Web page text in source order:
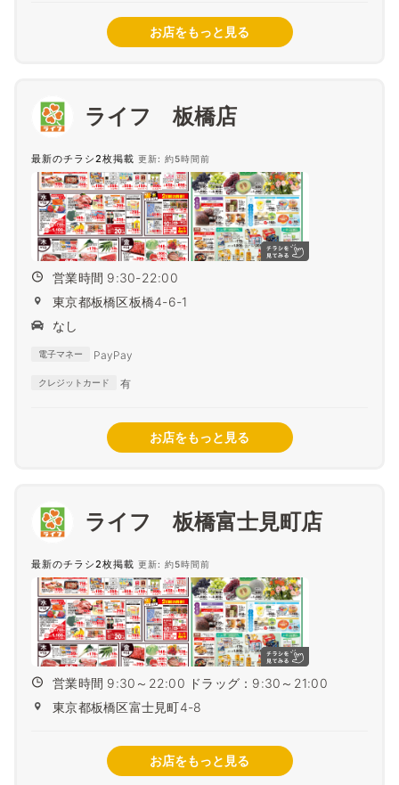
お店をもっと見る
ライフ 板橋店
最新のチラシ2枚掲載 更新: 約5時間前
営業時間 9:30-22:00
東京都板橋区板橋4-6-1
なし
電子マネー PayPay
クレジットカード 有
お店をもっと見る
ライフ 板橋富士見町店
最新のチラシ2枚掲載 更新: 約5時間前
営業時間 9:30～22:00 ドラッグ：9:30～21:00
東京都板橋区富士見町4-8
お店をもっと見る